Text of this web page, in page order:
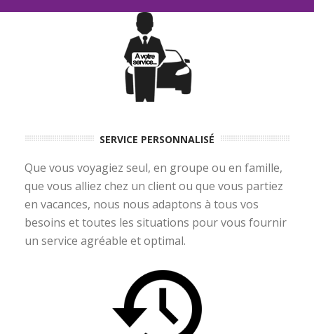
SERVICE PERSONNALISÉ
Que vous voyagiez seul, en groupe ou en famille,
que vous alliez chez un client ou que vous partiez
en vacances, nous nous adaptons à tous vos
besoins et toutes les situations pour vous fournir
un service agréable et optimal.